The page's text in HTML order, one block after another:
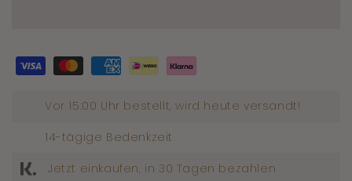
Vor 15:00 Uhr bestellt, wird heute versandt!
14-tägige Bedenkzeit
Jetzt einkaufen, in 30 Tagen bezahlen